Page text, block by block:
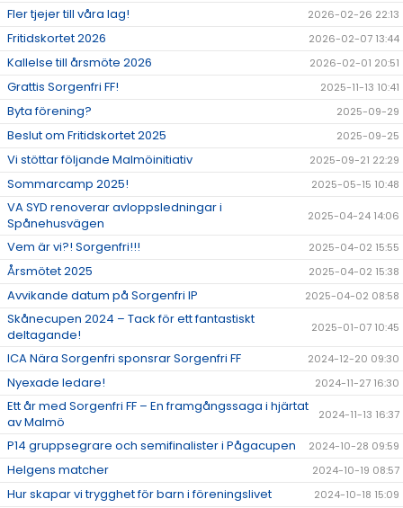
Fler tjejer till våra lag! 2026-02-26 22:13
Fritidskortet 2026 2026-02-07 13:44
Kallelse till årsmöte 2026 2026-02-01 20:51
Grattis Sorgenfri FF! 2025-11-13 10:41
Byta förening? 2025-09-29
Beslut om Fritidskortet 2025 2025-09-25
Vi stöttar följande Malmöinitiativ 2025-09-21 22:29
Sommarcamp 2025! 2025-05-15 10:48
VA SYD renoverar avloppsledningar i
Spånehusvägen
2025-04-24 14:06
Vem är vi?! Sorgenfri!!! 2025-04-02 15:55
Årsmötet 2025 2025-04-02 15:38
Avvikande datum på Sorgenfri IP 2025-04-02 08:58
Skånecupen 2024 – Tack för ett fantastiskt
deltagande!
2025-01-07 10:45
ICA Nära Sorgenfri sponsrar Sorgenfri FF 2024-12-20 09:30
Nyexade ledare! 2024-11-27 16:30
Ett år med Sorgenfri FF – En framgångssaga i hjärtat
av Malmö
2024-11-13 16:37
P14 gruppsegrare och semifinalister i Pågacupen 2024-10-28 09:59
Helgens matcher 2024-10-19 08:57
Hur skapar vi trygghet för barn i föreningslivet 2024-10-18 15:09